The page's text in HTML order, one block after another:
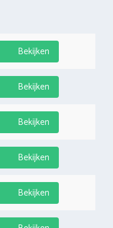
Bekijken
Bekijken
Bekijken
Bekijken
Bekijken